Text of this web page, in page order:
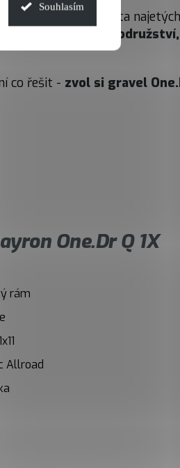
Souhlasím
stoupání a spousta najetých
ve znamení
co řešit - zvol si gravel
One.Dr Q 1X
rám
Allroad